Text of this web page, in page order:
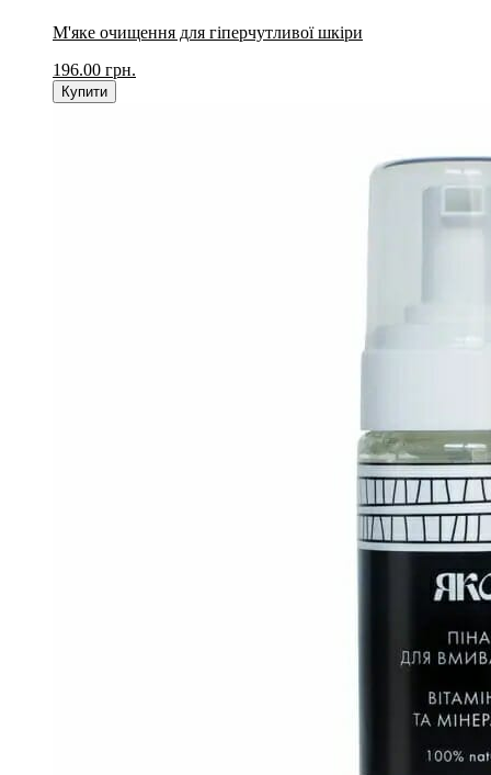
М'яке очищення для гіперчутливої шкіри
196.00 грн.
Купити